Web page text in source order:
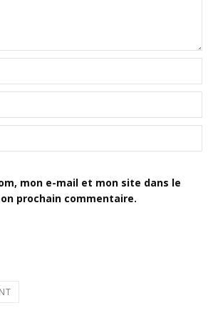
mon e-mail et mon site dans le
prochain commentaire.